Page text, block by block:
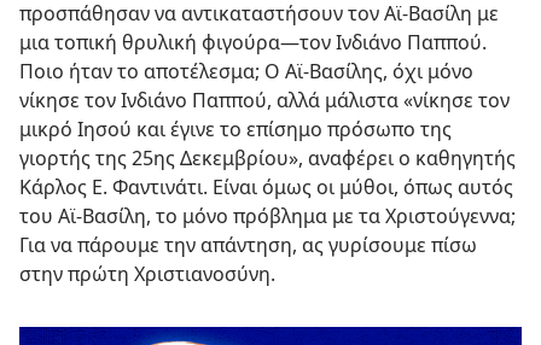
προσπάθησαν να αντικαταστήσουν τον Αϊ-Βασίλη με
μια τοπική θρυλική φιγούρα—τον Ινδιάνο Παππού.
Ποιο ήταν το αποτέλεσμα; Ο Αϊ-Βασίλης, όχι μόνο
νίκησε τον Ινδιάνο Παππού, αλλά μάλιστα «νίκησε τον
μικρό Ιησού και έγινε το επίσημο πρόσωπο της
γιορτής της 25ης Δεκεμβρίου», αναφέρει ο καθηγητής
Κάρλος Ε. Φαντινάτι. Είναι όμως οι μύθοι, όπως αυτός
του Αϊ-Βασίλη, το μόνο πρόβλημα με τα Χριστούγεννα;
Για να πάρουμε την απάντηση, ας γυρίσουμε πίσω
στην πρώτη Χριστιανοσύνη.